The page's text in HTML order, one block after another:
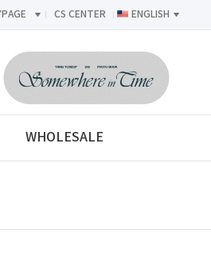
CS CENTER ENGLISH
<-->
WHOLESALE